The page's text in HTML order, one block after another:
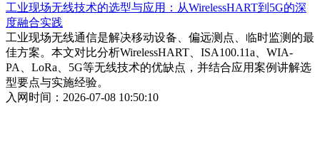
工业现场无线技术的选型与应用：从WirelessHART到5G的深
度融合实践
工业现场无线通信是解决移动设备、偏远测点、临时监测的最
佳方案。本文对比分析WirelessHART、ISA100.11a、WIA-
PA、LoRa、5G等无线技术的优缺点，并结合应用案例讲解选
型要点与实施经验。
入网时间：2026-07-08 10:50:10